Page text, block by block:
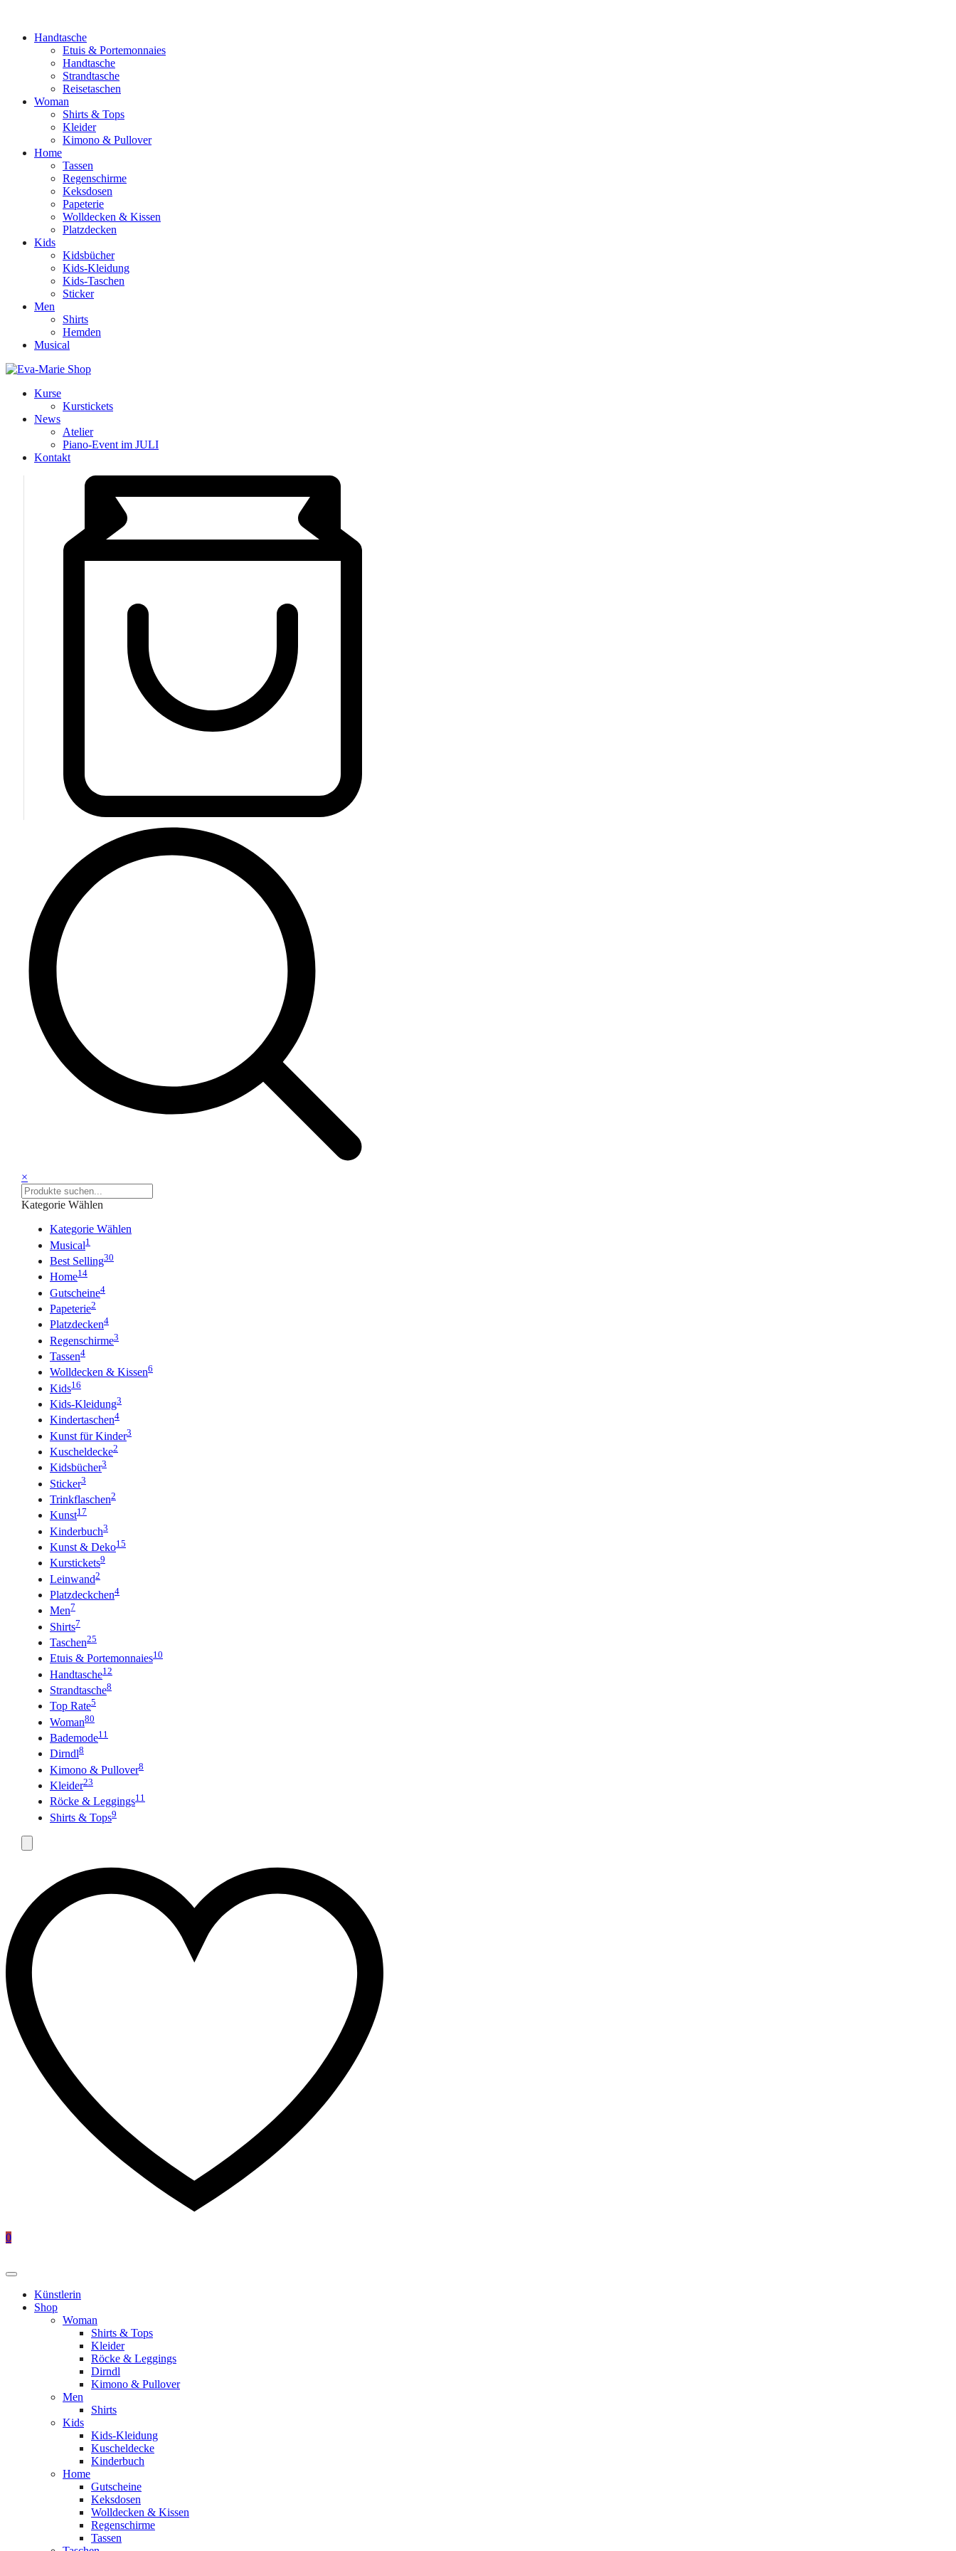
Handtasche
Etuis & Portemonnaies
Handtasche
Strandtasche
Reisetaschen
Woman
Shirts & Tops
Kleider
Kimono & Pullover
Home
Tassen
Regenschirme
Keksdosen
Papeterie
Wolldecken & Kissen
Platzdecken
Kids
Kidsbücher
Kids-Kleidung
Kids-Taschen
Sticker
Men
Shirts
Hemden
Musical
Kurse
Kurstickets
News
Atelier
Piano-Event im JULI
Kontakt
×
Kategorie Wählen
Kategorie Wählen
Musical1
Best Selling30
Home14
Gutscheine4
Papeterie2
Platzdecken4
Regenschirme3
Tassen4
Wolldecken & Kissen6
Kids16
Kids-Kleidung3
Kindertaschen4
Kunst für Kinder3
Kuscheldecke2
Kidsbücher3
Sticker3
Trinkflaschen2
Kunst17
Kinderbuch3
Kunst & Deko15
Kurstickets9
Leinwand2
Platzdeckchen4
Men7
Shirts7
Taschen25
Etuis & Portemonnaies10
Handtasche12
Strandtasche8
Top Rate5
Woman80
Bademode11
Dirndl8
Kimono & Pullover8
Kleider23
Röcke & Leggings11
Shirts & Tops9
0
Künstlerin
Shop
Woman
Shirts & Tops
Kleider
Röcke & Leggings
Dirndl
Kimono & Pullover
Men
Shirts
Kids
Kids-Kleidung
Kuscheldecke
Kinderbuch
Home
Gutscheine
Keksdosen
Wolldecken & Kissen
Regenschirme
Tassen